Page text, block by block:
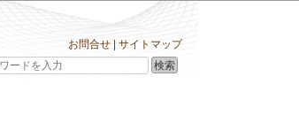
お問合せ
サイトマップ
検索